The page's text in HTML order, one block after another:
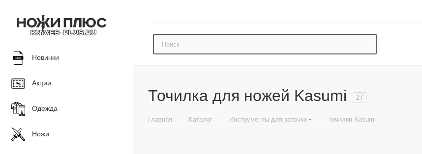
Новинки
Акции
Одежда
Ножи
Точилка для ножей Kasumi 27
Главная — Каталог — Инструменты для заточки — Точилки Kasumi